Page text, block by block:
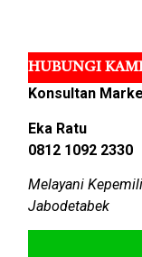
HUBUNGI
Konsultan
Eka Ratu
0812 1092 2330
Melayani
Jabodetabek